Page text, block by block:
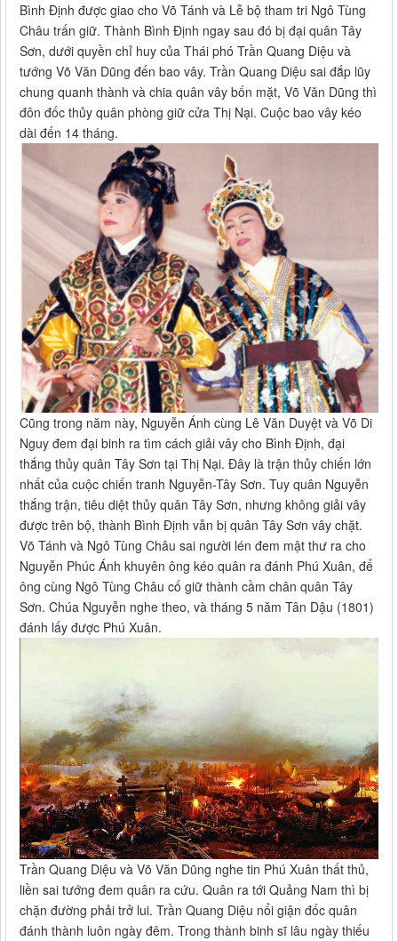
Bình Định được giao cho Võ Tánh và Lễ bộ tham tri Ngô Tùng
Châu trấn giữ. Thành Bình Định ngay sau đó bị đại quân Tây
Sơn, dưới quyền chỉ huy của Thái phó Trần Quang Diệu và
tướng Võ Văn Dũng đến bao vây. Trần Quang Diệu sai đắp lũy
chung quanh thành và chia quân vây bốn mặt, Võ Văn Dũng thì
đôn đốc thủy quân phòng giữ cửa Thị Nại. Cuộc bao vây kéo
dài đến 14 tháng.
Cũng trong năm này, Nguyễn Ánh cùng Lê Văn Duyệt và Võ Di
Nguy đem đại binh ra tìm cách giải vây cho Bình Định, đại
thắng thủy quân Tây Sơn tại Thị Nại. Đây là trận thủy chiến lớn
nhất của cuộc chiến tranh Nguyễn-Tây Sơn. Tuy quân Nguyễn
thắng trận, tiêu diệt thủy quân Tây Sơn, nhưng không giải vây
được trên bộ, thành Bình Định vẫn bị quân Tây Sơn vây chặt.
Võ Tánh và Ngô Tùng Châu sai người lén đem mật thư ra cho
Nguyễn Phúc Ánh khuyên ông kéo quân ra đánh Phú Xuân, để
ông cùng Ngô Tùng Châu cố giữ thành cầm chân quân Tây
Sơn. Chúa Nguyễn nghe theo, và tháng 5 năm Tân Dậu (1801)
đánh lấy được Phú Xuân.
Trần Quang Diệu và Võ Văn Dũng nghe tin Phú Xuân thất thủ,
liền sai tướng đem quân ra cứu. Quân ra tới Quảng Nam thì bị
chặn đường phải trở lui. Trần Quang Diệu nổi giận đốc quân
đánh thành luôn ngày đêm. Trong thành binh sĩ lâu ngày thiếu